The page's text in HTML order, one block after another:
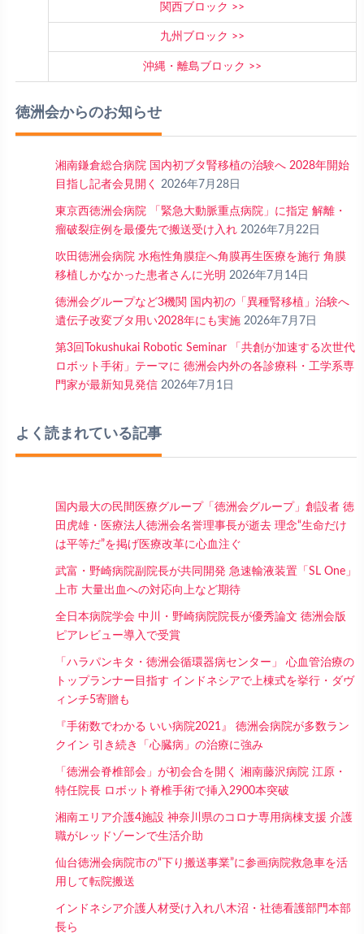
関西ブロック
九州ブロック
沖縄・離島ブロック
徳洲会からのお知らせ
湘南鎌倉総合病院 国内初ブタ腎移植の治験へ 2028年開始
目指し記者会見開く
2026年7月28日
東京西徳洲会病院 「緊急大動脈重点病院」に指定 解離・
瘤破裂症例を最優先で搬送受け入れ 2026年7月22日
吹田徳洲会病院 水疱性角膜症へ角膜再生医療を施行 角膜
移植しかなかった患者さんに光明 2026年7月14日
徳洲会グループなど3機関 国内初の「異種腎移植」治験へ
遺伝子改変ブタ用い2028年にも実施 2026年7月7日
第3回Tokushukai Robotic Seminar 「共創が加速する次世代
ロボット手術」テーマに 徳洲会内外の各診療科・工学系専
門家が最新知見発信 2026年7月1日
よく読まれている記事
国内最大の民間医療グループ「徳洲会グループ」創設者 徳
田虎雄・医療法人徳洲会名誉理事長が逝去 理念“生命だけ
は平等だ”を掲げ医療改革に心血注ぐ
武富・野崎病院副院長が共同開発 急速輸液装置「SL One」
上市 大量出血への対応向上など期待
全日本病院学会 中川・野崎病院院長が優秀論文 徳洲会版
ピアレビュー導入で受賞
「ハラパンキタ・徳洲会循環器病センター」 心血管治療の
トップランナー目指す インドネシアで上棟式を挙行・ダヴ
ィンチ5寄贈も
『手術数でわかる いい病院2021』 徳洲会病院が多数ラン
クイン 引き続き「心臓病」の治療に強み
「徳洲会脊椎部会」が初会合を開く 湘南藤沢病院 江原・
特任院長 ロボット脊椎手術で挿入2900本突破
湘南エリア介護4施設 神奈川県のコロナ専用病棟支援 介護
職がレッドゾーンで生活介助
仙台徳洲会病院市の“下り搬送事業”に参画病院救急車を活
用して転院搬送
インドネシア介護人材受け入れ八木沼・社徳看護部門本部
長ら